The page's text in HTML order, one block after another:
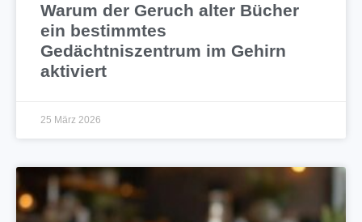
Warum der Geruch alter Bücher
ein bestimmtes
Gedächtniszentrum im Gehirn
aktiviert
25 März 2026